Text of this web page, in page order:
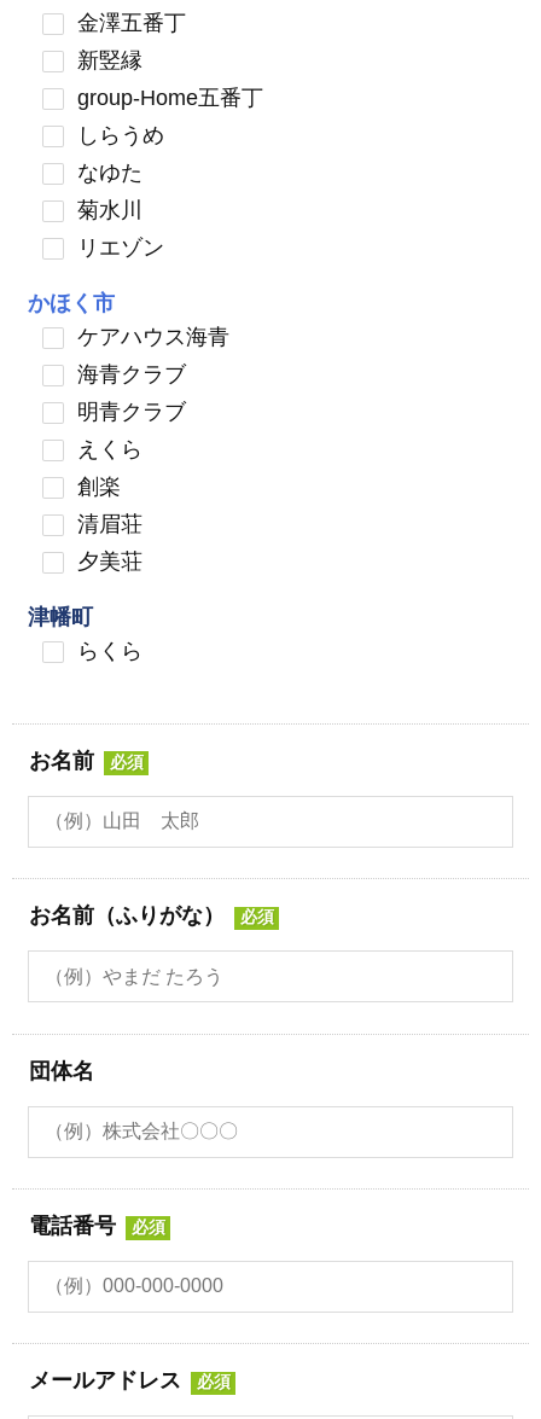
金澤五番丁
新竪縁
group-Home五番丁
しらうめ
なゆた
菊水川
リエゾン
かほく市
ケアハウス海青
海青クラブ
明青クラブ
えくら
創楽
清眉荘
夕美荘
津幡町
らくら
お名前 必須
お名前（ふりがな） 必須
団体名
電話番号 必須
メールアドレス 必須